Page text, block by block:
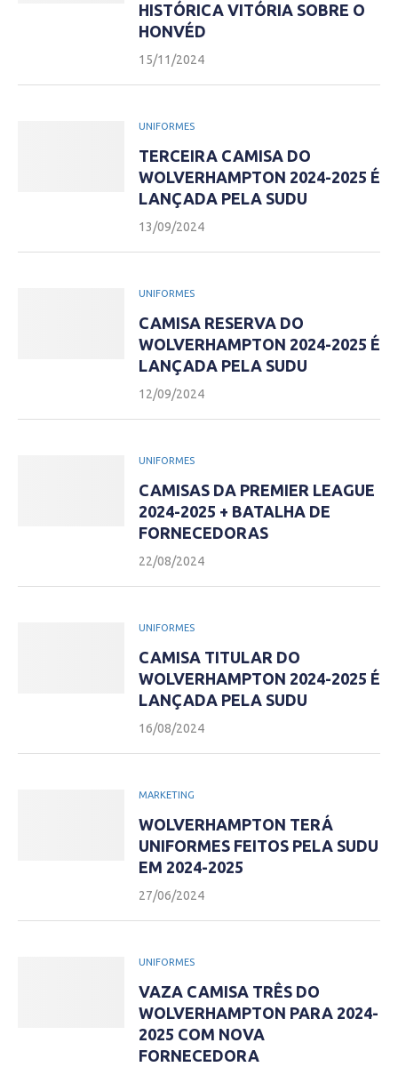
HISTÓRICA VITÓRIA SOBRE O
HONVÉD
15/11/2024
UNIFORMES
TERCEIRA CAMISA DO
WOLVERHAMPTON 2024-2025 É
LANÇADA PELA SUDU
13/09/2024
UNIFORMES
CAMISA RESERVA DO
WOLVERHAMPTON 2024-2025 É
LANÇADA PELA SUDU
12/09/2024
UNIFORMES
CAMISAS DA PREMIER LEAGUE
2024-2025 + BATALHA DE
FORNECEDORAS
22/08/2024
UNIFORMES
CAMISA TITULAR DO
WOLVERHAMPTON 2024-2025 É
LANÇADA PELA SUDU
16/08/2024
MARKETING
WOLVERHAMPTON TERÁ
UNIFORMES FEITOS PELA SUDU
EM 2024-2025
27/06/2024
UNIFORMES
VAZA CAMISA TRÊS DO
WOLVERHAMPTON PARA 2024-
2025 COM NOVA
FORNECEDORA